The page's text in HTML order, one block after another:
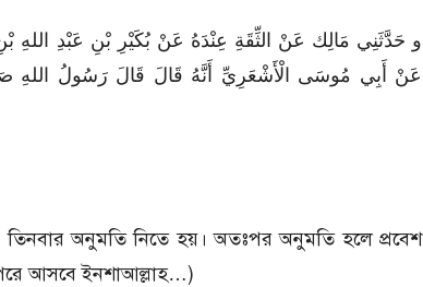
و حَدَّثَنِي مَالِك عَنْ الثِّقَةِ عِنْدَهُ عَنْ بُكَيْرِ بْنِ عَبْدِ
عَنْ أَبِي مُوسَى الْأَشْعَرِيِّ أَنَّهُ قَالَ قَالَ رَسُولُ اللهِ
তিনবার অনুমতি নিতে হয়। অতঃপর অনুমতি হলে প্রবেশ
আসবে ইনশাআল্লাহ…)